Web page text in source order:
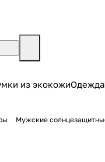
из экокожиОдежда
Мужские